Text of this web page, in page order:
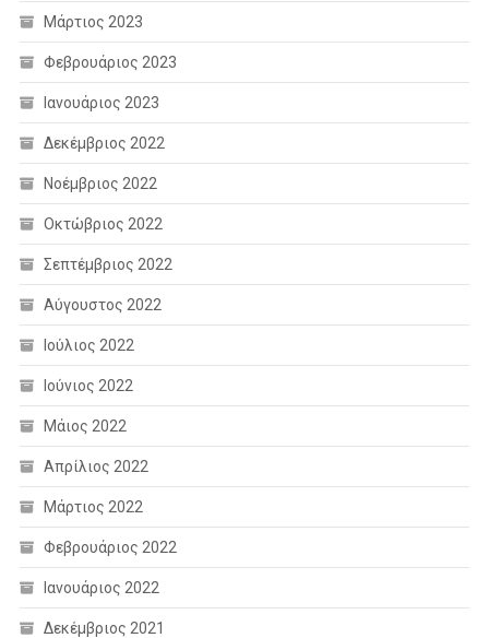
Μάρτιος 2023
Φεβρουάριος 2023
Ιανουάριος 2023
Δεκέμβριος 2022
Νοέμβριος 2022
Οκτώβριος 2022
Σεπτέμβριος 2022
Αύγουστος 2022
Ιούλιος 2022
Ιούνιος 2022
Μάιος 2022
Απρίλιος 2022
Μάρτιος 2022
Φεβρουάριος 2022
Ιανουάριος 2022
Δεκέμβριος 2021